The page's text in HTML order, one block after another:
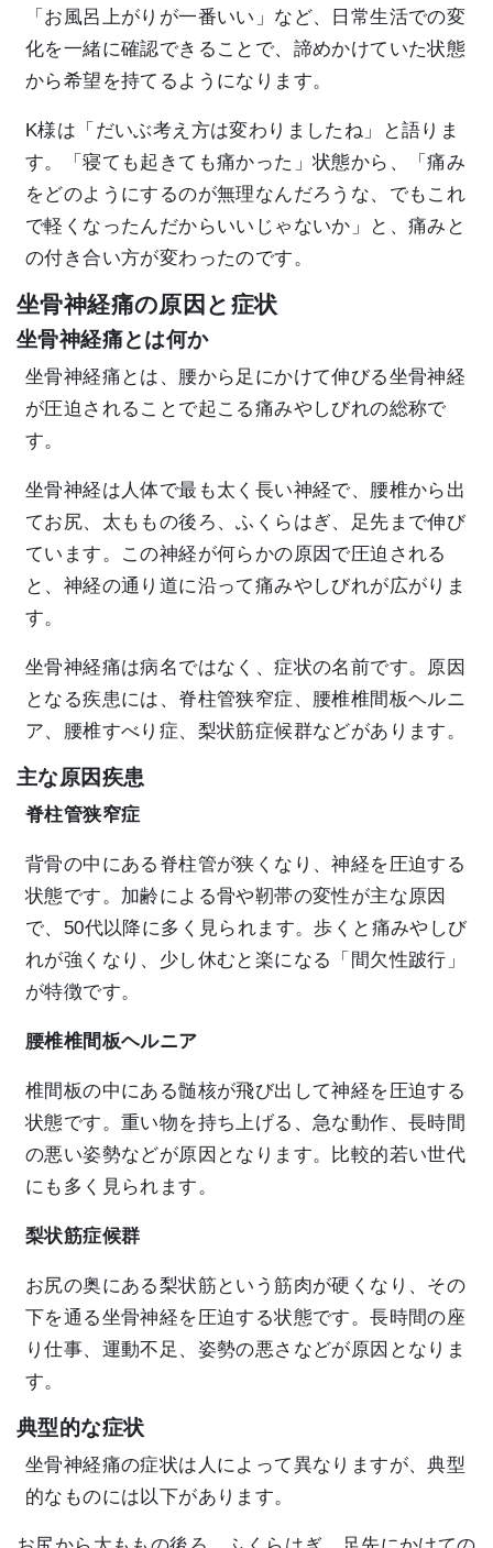
「お風呂上がりが一番いい」など、日常生活での変
化を一緒に確認できることで、諦めかけていた状態
から希望を持てるようになります。
K様は「だいぶ考え方は変わりましたね」と語りま
す。「寝ても起きても痛かった」状態から、「痛み
をどのようにするのが無理なんだろうな、でもこれ
で軽くなったんだからいいじゃないか」と、痛みと
の付き合い方が変わったのです。
坐骨神経痛の原因と症状
坐骨神経痛とは何か
坐骨神経痛とは、腰から足にかけて伸びる坐骨神経
が圧迫されることで起こる痛みやしびれの総称で
す。
坐骨神経は人体で最も太く長い神経で、腰椎から出
てお尻、太ももの後ろ、ふくらはぎ、足先まで伸び
ています。この神経が何らかの原因で圧迫される
と、神経の通り道に沿って痛みやしびれが広がりま
す。
坐骨神経痛は病名ではなく、症状の名前です。原因
となる疾患には、脊柱管狭窄症、腰椎椎間板ヘルニ
ア、腰椎すべり症、梨状筋症候群などがあります。
主な原因疾患
脊柱管狭窄症
背骨の中にある脊柱管が狭くなり、神経を圧迫する
状態です。加齢による骨や靭帯の変性が主な原因
で、50代以降に多く見られます。歩くと痛みやしび
れが強くなり、少し休むと楽になる「間欠性跛行」
が特徴です。
腰椎椎間板ヘルニア
椎間板の中にある髄核が飛び出して神経を圧迫する
状態です。重い物を持ち上げる、急な動作、長時間
の悪い姿勢などが原因となります。比較的若い世代
にも多く見られます。
梨状筋症候群
お尻の奥にある梨状筋という筋肉が硬くなり、その
下を通る坐骨神経を圧迫する状態です。長時間の座
り仕事、運動不足、姿勢の悪さなどが原因となりま
す。
典型的な症状
坐骨神経痛の症状は人によって異なりますが、典型
的なものには以下があります。